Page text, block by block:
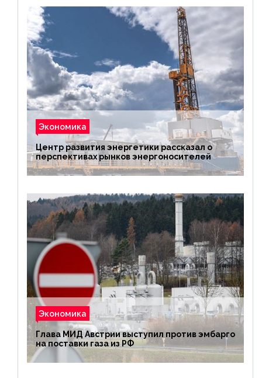
Экономика
Центр развития энергетики рассказал о
перспективах рынков энергоносителей
Экономика
Глава МИД Австрии выступил против эмбарго
на поставки газа из РФ